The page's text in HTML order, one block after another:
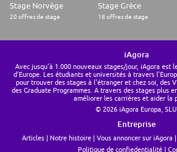
Stage Norvège
20 offres de stage
Stage Grèce
18 offres de stage
iAgora
Avec jusqu'à 1.000 nouveaux stages/jour, iAgora est
d'Europe. Les étudiants et universités à travers
pour trouver des stages à l'étranger et chez soi, des
des Graduate Programmes. A travers des stages plus
améliorer les carrières et aider la
© 2026 iAgora Europa, SLU
Entreprise
Articles Notre histoire Vous annoncer sur iAgora
Politique de confiedentialité